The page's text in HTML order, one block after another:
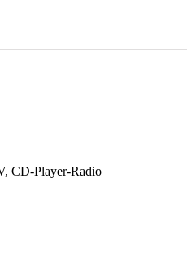
CD-Player-Radio